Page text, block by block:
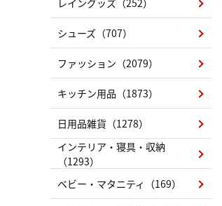
レイングッズ（252）
シューズ（707）
ファッション（2079）
キッチン用品（1873）
日用品雑貨（1278）
インテリア・寝具・収納
（1293）
ベビー・マタニティ（169）